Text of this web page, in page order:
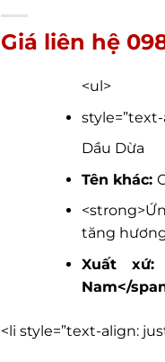
Giá liên hệ
<ul>
Dầu Dừa
Tên khác:
tăng
Xuất xứ:
Nam</
<li style=”text-align: